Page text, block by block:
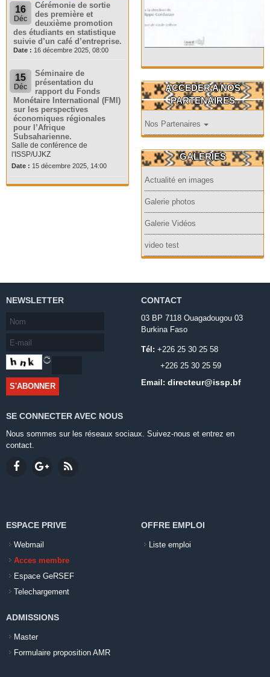
16
Déc
Cérémonie de sortie
des première et
deuxième promotion
des étudiants en statistique
suivie d’un café d’entreprise.
Date : 16 décembre 2025, 08:00
15
Déc
Séminaire de
présentation du
rapport du Fonds
Monétaire International (FMI)
sur les perspectives
économiques régionales
pour l’Afrique
Subsaharienne.
Salle de conférence de
l'ISSP/UJKZ
Date : 15 décembre 2025, 14:00
ACCEDER A NOS
PARTENAIRES
Nos Partenaires
GALERIES
Actualité en images
Galerie photos
Galerie Vidéos
video test
NEWSLETTER CONTACT
03 BP 7118 Ouagadougou 03
Burkina Faso
Tél: +226 25 30 25 58
+226 25 30 25 59
Email: directeur@issp.bf
SE CONNECTER AVEC NOUS
Nous sommes sur les réseaux sociaux. Suivez-nous et entrez en
contact.
ESPACE PRIVE
Webmail
Acces membre
Espace GeRSEF
Telechargement
OFFRE EMPLOI
Liste emploi
ADMISSIONS
Master
Formulaire proposition AMR